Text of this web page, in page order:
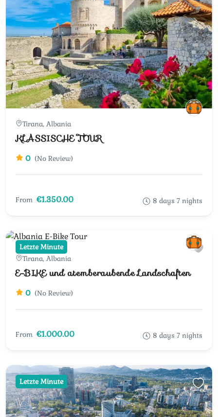
Tirana, Albania
KLASSISCHE TOUR
0 (No Review)
From €1.350.00 8 days 7 nights
Letzte Minute
Tirana, Albania
E-BIKE und atemberaubende Landschaften
0 (No Review)
From €1.000.00 8 days 7 nights
Letzte Minute